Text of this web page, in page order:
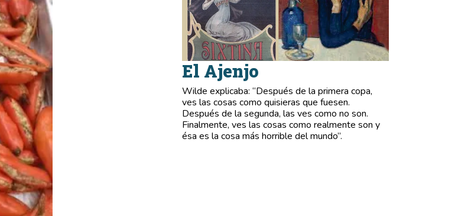
El Ajenjo
Wilde explicaba: “Después de la primera copa,
ves las cosas como quisieras que fuesen.
Después de la segunda, las ves como no son.
Finalmente, ves las cosas como realmente son y
ésa es la cosa más horrible del mundo”.